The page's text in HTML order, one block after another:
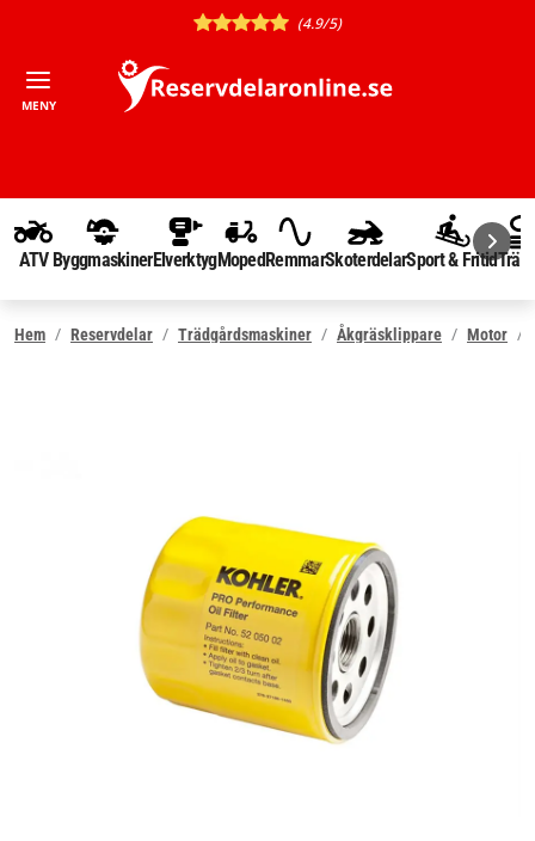
(4.9/5)
MENY
ATV ByggmaskinerElverktygMopedRemmarSkoterdelarSport & Fritid
Hem Reservdelar Trädgårdsmaskiner Åkgräsklippare Motor